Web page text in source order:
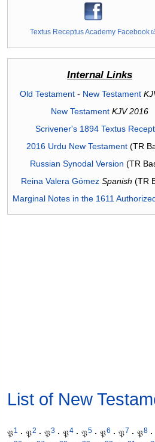
Textus Receptus Academy Facebook
Internal Links
Old Testament- New Testament
New Testament KJV 2016
Scrivener's 1894 Textus
2016 Urdu New Testament(TR
Russian Synodal Version (TR
Reina Valera Gómez Spanish (TR
Marginal Notes in the 1611
List of New
𝔓1 · 𝔓2 · 𝔓3 · 𝔓4 · 𝔓5 · 𝔓6 · 𝔓7 · 𝔓8 ·